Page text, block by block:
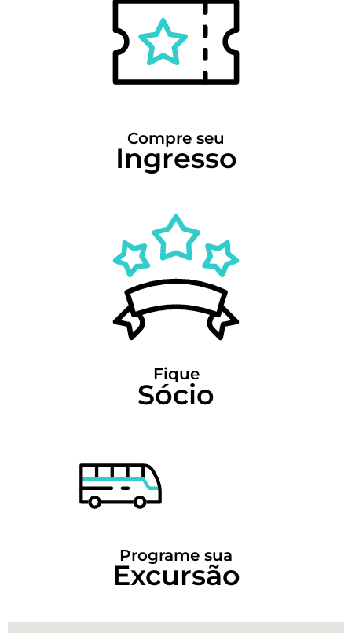
Compre seu
Ingresso
Fique
Sócio
Programe sua
Excursão